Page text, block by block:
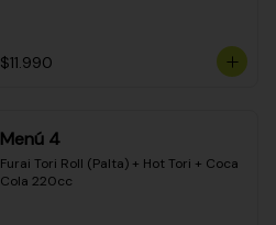
$11.990
Menú 4
Furai Tori Roll (Palta) + Hot Tori + Coca
Cola 220cc